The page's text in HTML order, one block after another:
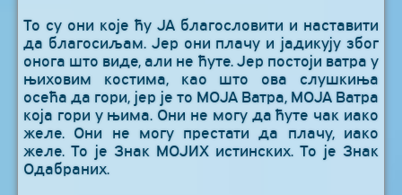
То су они које ћу ЈА благословити и наставити
да благосиљам. Јер они плачу и јадикују због
онога што виде, али не ћуте. Јер постоји ватра у
њиховим костима, као што ова слушкиња
осећа да гори, јер је то МОЈА Ватра, МОЈА Ватра
која гори у њима. Они не могу да ћуте чак иако
желе. Они не могу престати да плачу, иако
желе. То је Знак МОЈИХ истинских. То је Знак
Одабраних.